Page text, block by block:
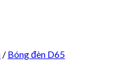
/ Bóng đèn D65